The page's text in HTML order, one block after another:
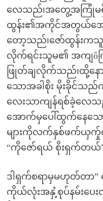
လေသည်၊အတွေ့အကြုံမရှိ
ထွန်း၏အကိုင်အတွယ်အေ
တော့သည်၊ဇော်ထွန်းကသူ
လိုက်ရင်းသူမ၏ အကျôက
ဖြုတ်ချလိုက်သည်၊ထို့န
သောအခါစိုး မိုးခိုင်သ
လေးသာကျန်ရစ်ခဲ့လေ
အောက်မှပေါ်ထွက်နေသ
များကိုလက်နှစ်ဖက်ယှက်ှု
“ကိုဇော်ရယ် စိုးရှက်တယ်”
ဒါရှက်စရာမှမဟုတ်တာ”
ကိုယ်လုံးအနှံ့စုပ်နမ်းပ